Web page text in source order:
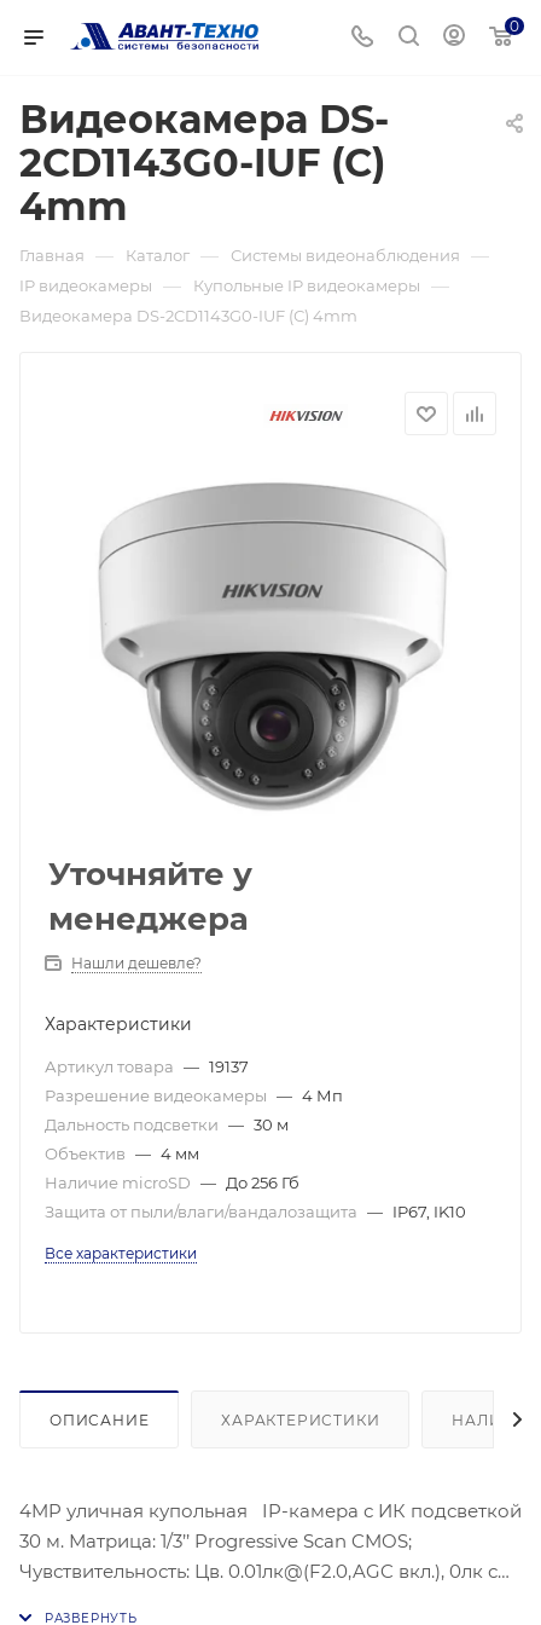
0
Видеокамера DS-
2CD1143G0-IUF (С)
4mm
Главная — Каталог — Системы видеонаблюдения —
IP видеокамеры — Купольные IP видеокамеры —
Видеокамера DS-2CD1143G0-IUF (С) 4mm
Уточняйте у
менеджера
Нашли дешевле?
Характеристики
Артикул товара — 19137
Разрешение видеокамеры — 4 Мп
Дальность подсветки — 30 м
Объектив — 4 мм
Наличие microSD — До 256 Гб
Защита от пыли/влаги/вандалозащита — IP67, IK10
Все характеристики
ОПИСАНИЕ ХАРАКТЕРИСТИКИ НАЛИЧИЕ
4MP уличная купольная IP-камера с ИК подсветкой
30 м. Матрица: 1/3’’ Progressive Scan CMOS;
Чувствительность: Цв. 0.01лк@(F2.0,AGC вкл.), 0лк с